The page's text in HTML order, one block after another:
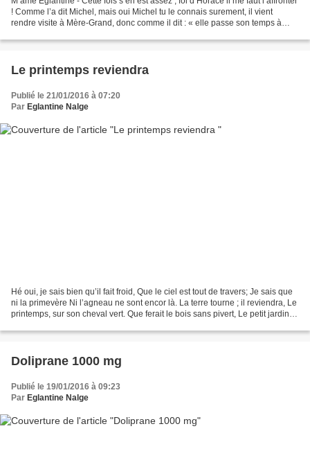
! Comme l’a dit Michel, mais oui Michel tu le connais surement, il vient
rendre visite à Mère-Grand, donc comme il dit : « elle passe son temps à
Le printemps reviendra
Publié le 21/01/2016 à 07:20
Par Eglantine Nalge
Hé oui, je sais bien qu’il fait froid, Que le ciel est tout de travers; Je sais que
ni la primevère Ni l’agneau ne sont encor là. La terre tourne ; il reviendra, Le
printemps, sur son cheval vert. Que ferait le bois sans pivert, Le petit jardin
Doliprane 1000 mg
Publié le 19/01/2016 à 09:23
Par Eglantine Nalge